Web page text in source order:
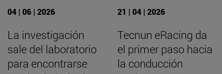
04 | 06 | 2026
La investigación
sale del laboratorio
para encontrarse
21 | 04 | 2026
Tecnun eRacing da
el primer paso hacia
la conducción